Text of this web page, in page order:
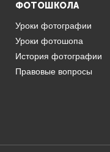
ФОТОШКОЛА
Уроки фотографии
Уроки фотошопа
История фотографии
Правовые вопросы